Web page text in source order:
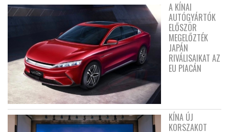
A KÍNAI
AUTÓGYÁRTÓK
ELŐSZÖR
MEGELŐZTÉK
JAPÁN
RIVÁLISAIKAT AZ
EU PIACÁN
KÍNA ÚJ
KORSZAKOT